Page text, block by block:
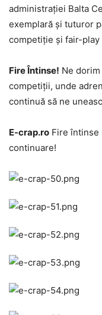
administrației Balta
exemplară și tuturor
competiție și fair-play
Fire Întinse! Ne
competiții, unde
continuă să ne
E-crap.ro Fire întinse
continuare!